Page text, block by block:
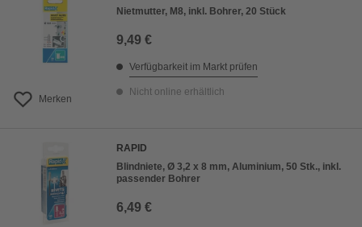
Merken
Nietmutter, M8, inkl. Bohrer, 20 Stück
9,49 €
Verfügbarkeit im Markt prüfen
Nicht online erhältlich
RAPID
Blindniete, Ø 3,2 x 8 mm, Aluminium, 50 Stk., inkl.
passender Bohrer
6,49 €